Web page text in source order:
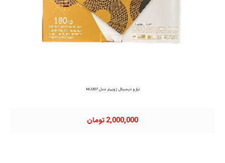
ترازو دیجیتال ژوپیتر مدل MJ207
2,000,000 تومان